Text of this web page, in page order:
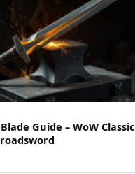
Guide – WoW Classic